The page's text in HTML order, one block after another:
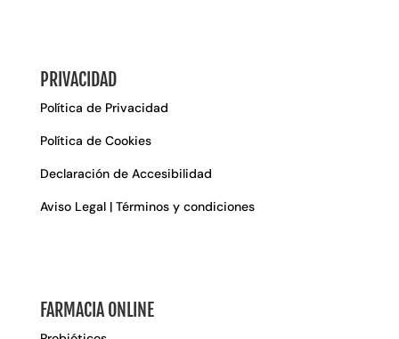
PRIVACIDAD
Política de Privacidad
Política de Cookies
Declaración de Accesibilidad
Aviso Legal | Términos y condiciones
FARMACIA ONLINE